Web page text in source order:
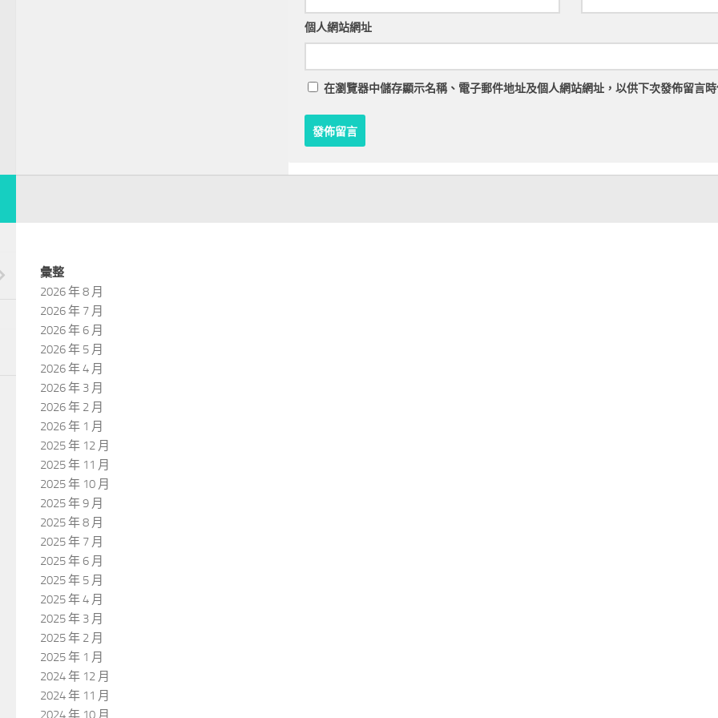
個人網站網址
在瀏覽器中儲存顯示名稱、電子郵件地址及個人網站網址，以供下次發佈留言
彙整
2026 年 8 月
2026 年 7 月
2026 年 6 月
2026 年 5 月
2026 年 4 月
2026 年 3 月
2026 年 2 月
2026 年 1 月
2025 年 12 月
2025 年 11 月
2025 年 10 月
2025 年 9 月
2025 年 8 月
2025 年 7 月
2025 年 6 月
2025 年 5 月
2025 年 4 月
2025 年 3 月
2025 年 2 月
2025 年 1 月
2024 年 12 月
2024 年 11 月
2024 年 10 月